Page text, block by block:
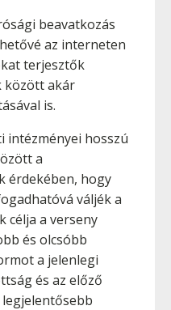
beavatkozás
az interneten
terjesztők
között akár
is.
intézményei hosszú
a
érdekében, hogy
váljék a
célja a verseny
és olcsóbb
a jelenlegi
és az előző